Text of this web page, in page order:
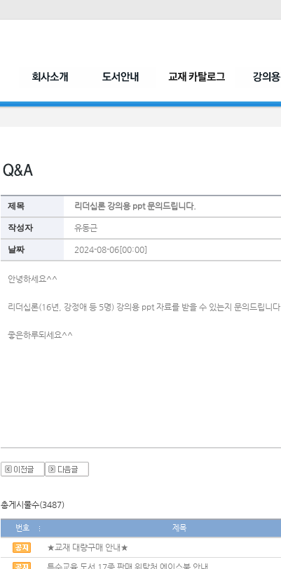
제목 리더십론 강의용 ppt 문의드립니다.
작성자 유동근
날짜 2024-08-06[00:00]
안녕하세요^^
리더십론(16년, 강정애 등 5명) 강의용 ppt 자료를 받을 수 있는지 문의드립니다.
좋은하루되세요^^
총게시물수(3487)
번호 제목
★교재 대량구매 안내★
특수교육 도서 17종 판매 위탁처 에이스북 안내